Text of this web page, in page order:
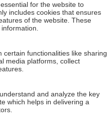
for the website to
includes cookies that ensures
of the website. These
functionalities like sharing
media platforms, collect
and analyze the key
which helps in delivering a